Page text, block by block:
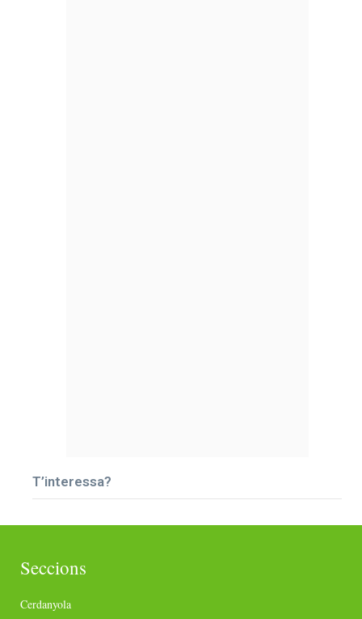
T’interessa?
Seccions
Cerdanyola